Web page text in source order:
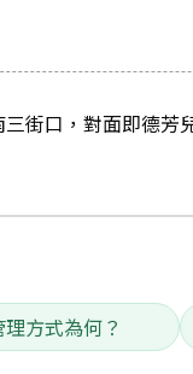
街口，對面即德芳
方式為何？